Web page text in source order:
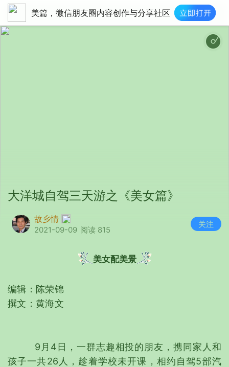
美篇，微信朋友圈内容创作与分享社区
大洋城自驾三天游之《美女篇》
故乡情
2021-09-09 阅读 815
关注
美女配美景
编辑：陈荣锦
撰文：黄海文
9月4日，一群志趣相投的朋友，携同家人和
孩子一共26人，趁着学校未开课，相约自驾5部汽
Celebrating rich